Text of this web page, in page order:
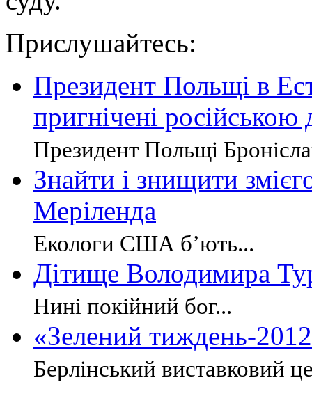
Прислушайтесь:
Президент Польщі в
пригнічені
Президент Польщі
Знайти і знищити
Меріленда
Екологи США б’ють...
Дітище Володимира
Нині покійний бог...
«Зелений тиждень-
Берлінський виставковий